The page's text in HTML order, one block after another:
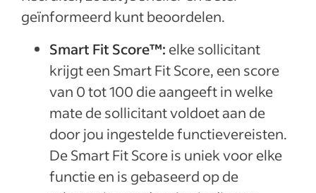
geïnformeerd kunt beoordelen.
Smart Fit Score™: elke sollicitant
krijgt een Smart Fit Score, een score
van 0 tot 100 die aangeeft in welke
mate de sollicitant voldoet aan de
door jou ingestelde functievereisten.
De Smart Fit Score is uniek voor elke
functie en is gebaseerd op de